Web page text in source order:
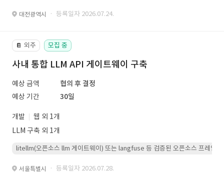
대전광역시 · 등록일자 2026.07.24.
📔 외주 모집 중
사내 통합 LLM API 게이트웨이 구축
예상 금액
협의 후 결정
예상 기간
30일
개발
웹 외 1개
LLM 구축 외 1개
litellm(오픈소스 llm 게이트웨이) 또는 langfuse 등 검증된 오픈소스 프레임워
서울특별시 · 등록일자 2026.07.28.